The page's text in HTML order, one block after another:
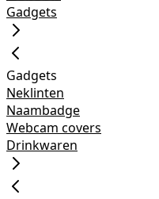
Gadgets
Gadgets
Neklinten
Naambadge
Webcam covers
Drinkwaren